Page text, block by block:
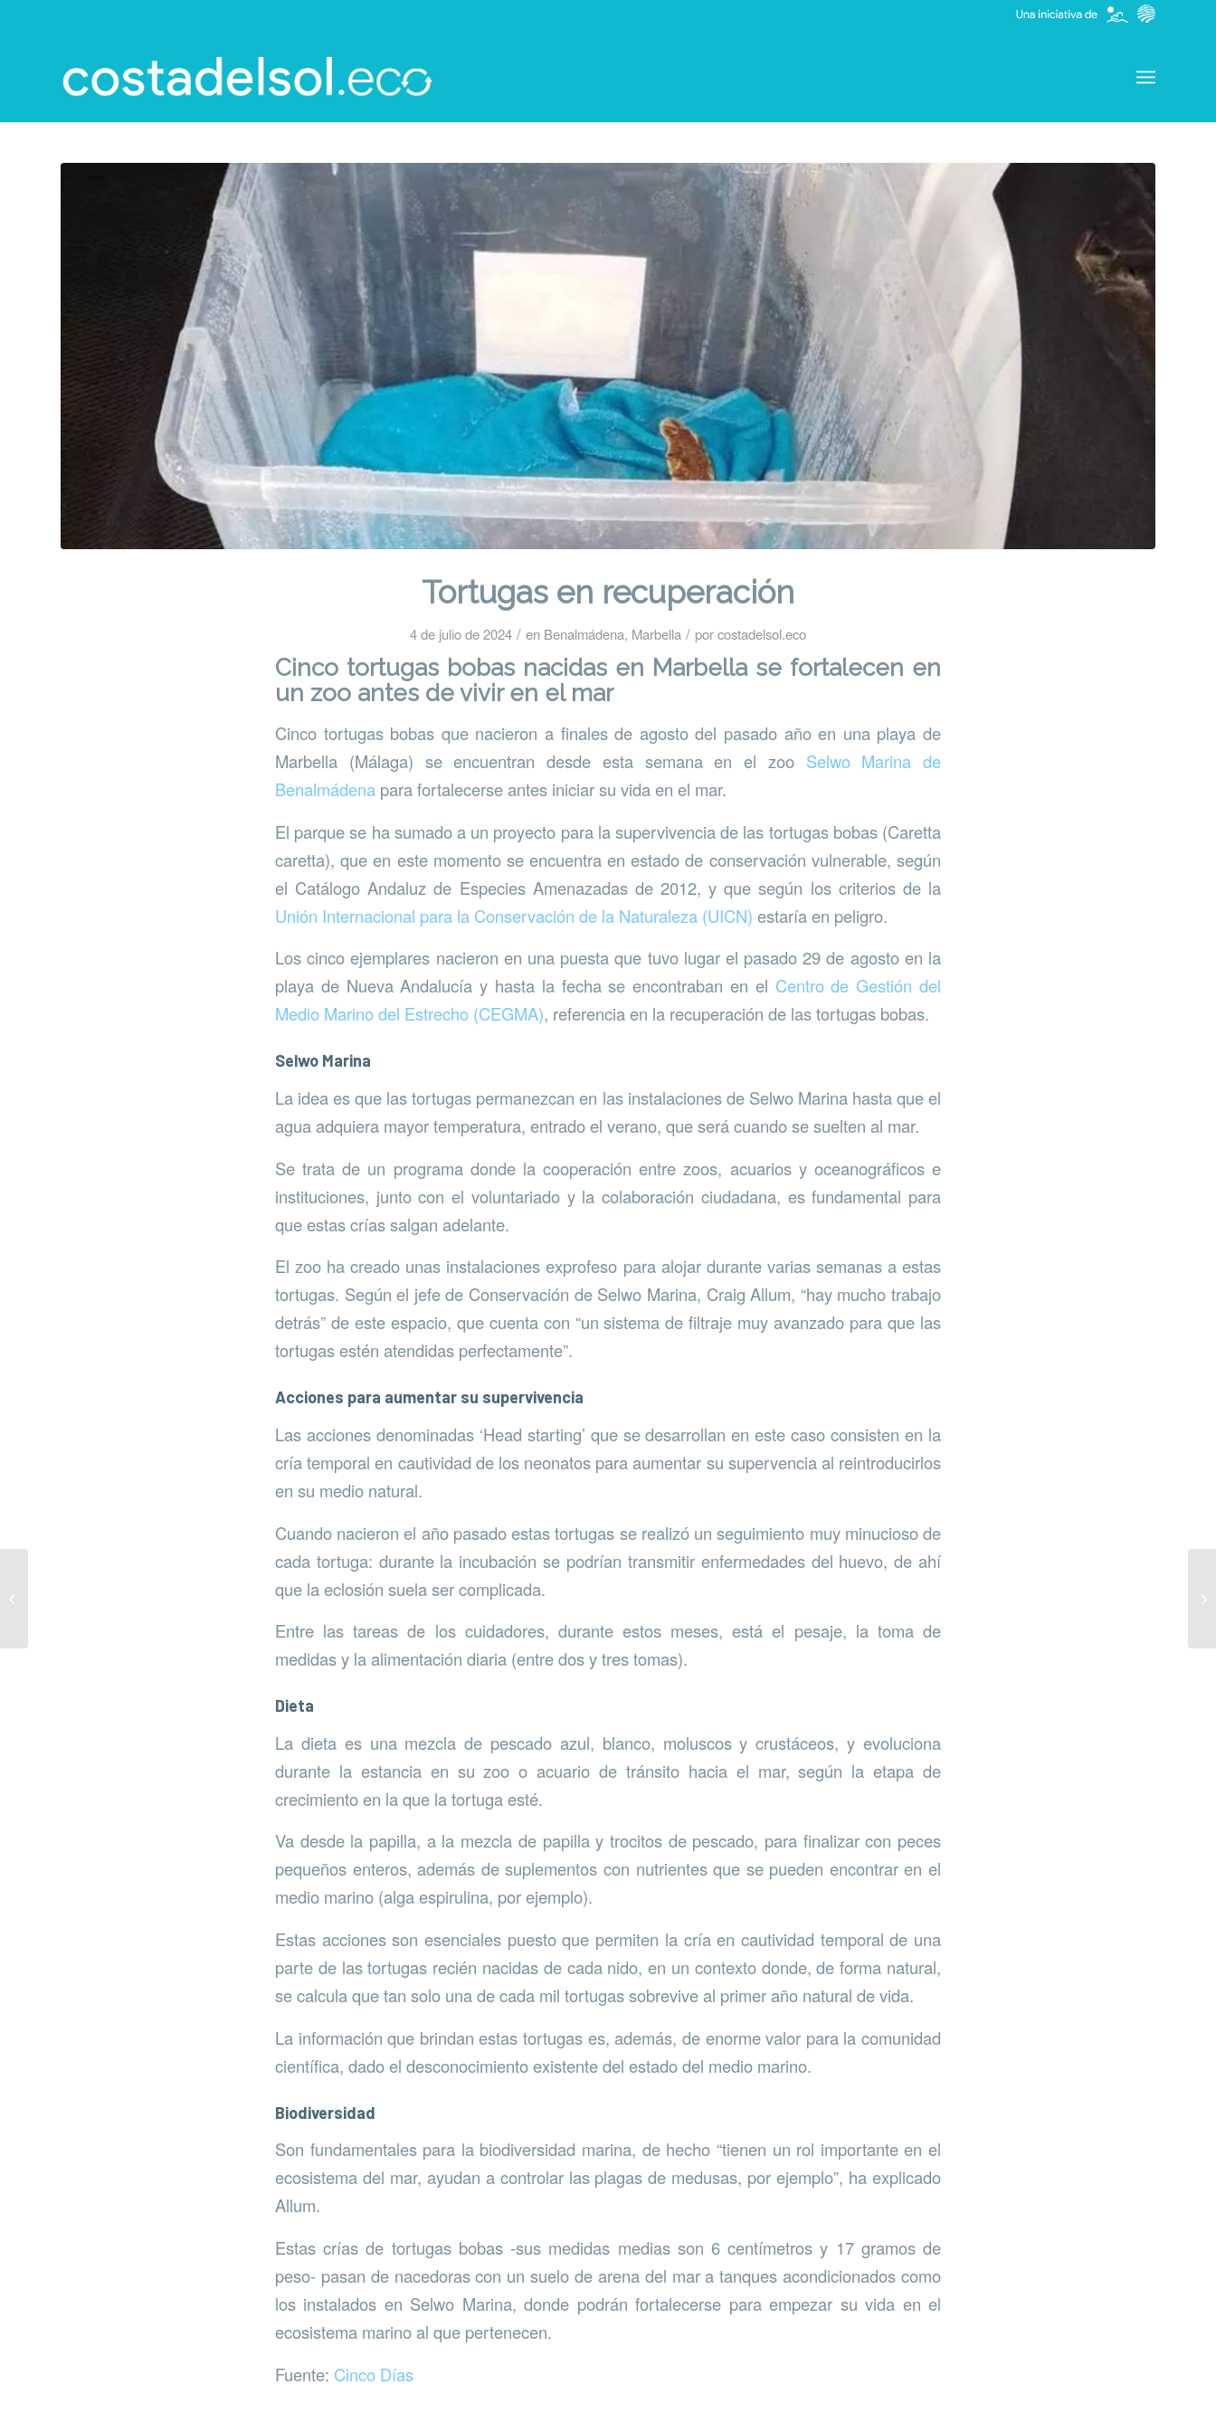
Tortugas en recuperación
4 de julio de 2024 / en Benalmádena, Marbella / porcostadelsol.eco
Cinco tortugas bobas nacidas en Marbella se fortalecen en
un zoo antes de vivir en el mar
Cinco tortugas bobas que nacieron a finales de agosto del pasado año en una playa de
Marbella (Málaga) se encuentran desde esta semana en el zoo Selwo Marina de
Benalmádena para fortalecerse antes iniciar su vida en el mar.
El parque se ha sumado a un proyecto para la supervivencia de las tortugas bobas (Caretta
caretta), que en este momento se encuentra en estado de conservación vulnerable, según
el Catálogo Andaluz de Especies Amenazadas de 2012, y que según los criterios de la
Unión Internacional para la Conservación de la Naturaleza (UICN) estaría en peligro.
Los cinco ejemplares nacieron en una puesta que tuvo lugar el pasado 29 de agosto en la
playa de Nueva Andalucía y hasta la fecha se encontraban en el Centro de Gestión del
Medio Marino del Estrecho (CEGMA), referencia en la recuperación de las tortugas bobas.
Selwo Marina
La idea es que las tortugas permanezcan en las instalaciones de Selwo Marina hasta que el
agua adquiera mayor temperatura, entrado el verano, que será cuando se suelten al mar.
Se trata de un programa donde la cooperación entre zoos, acuarios y oceanográficos e
instituciones, junto con el voluntariado y la colaboración ciudadana, es fundamental para
que estas crías salgan adelante.
El zoo ha creado unas instalaciones exprofeso para alojar durante varias semanas a estas
tortugas. Según el jefe de Conservación de Selwo Marina, Craig Allum, “hay mucho trabajo
detrás” de este espacio, que cuenta con “un sistema de filtraje muy avanzado para que las
tortugas estén atendidas perfectamente”.
Acciones para aumentar su supervivencia
Las acciones denominadas ‘Head starting’ que se desarrollan en este caso consisten en la
cría temporal en cautividad de los neonatos para aumentar su supervencia al reintroducirlos
en su medio natural.
Cuando nacieron el año pasado estas tortugas se realizó un seguimiento muy minucioso de
cada tortuga: durante la incubación se podrían transmitir enfermedades del huevo, de ahí
que la eclosión suela ser complicada.
Entre las tareas de los cuidadores, durante estos meses, está el pesaje, la toma de
medidas y la alimentación diaria (entre dos y tres tomas).
Dieta
La dieta es una mezcla de pescado azul, blanco, moluscos y crustáceos, y evoluciona
durante la estancia en su zoo o acuario de tránsito hacia el mar, según la etapa de
crecimiento en la que la tortuga esté.
Va desde la papilla, a la mezcla de papilla y trocitos de pescado, para finalizar con peces
pequeños enteros, además de suplementos con nutrientes que se pueden encontrar en el
medio marino (alga espirulina, por ejemplo).
Estas acciones son esenciales puesto que permiten la cría en cautividad temporal de una
parte de las tortugas recién nacidas de cada nido, en un contexto donde, de forma natural,
se calcula que tan solo una de cada mil tortugas sobrevive al primer año natural de vida.
La información que brindan estas tortugas es, además, de enorme valor para la comunidad
científica, dado el desconocimiento existente del estado del medio marino.
Biodiversidad
Son fundamentales para la biodiversidad marina, de hecho “tienen un rol importante en el
ecosistema del mar, ayudan a controlar las plagas de medusas, por ejemplo”, ha explicado
Allum.
Estas crías de tortugas bobas -sus medidas medias son 6 centímetros y 17 gramos de
peso- pasan de nacedoras con un suelo de arena del mar a tanques acondicionados como
los instalados en Selwo Marina, donde podrán fortalecerse para empezar su vida en el
ecosistema marino al que pertenecen.
Fuente: Cinco Días